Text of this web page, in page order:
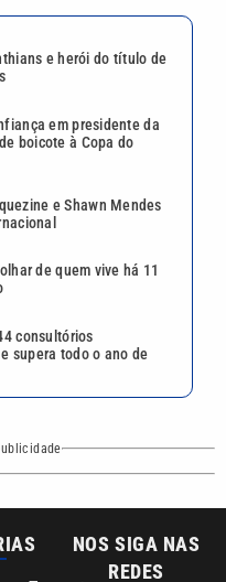
e herói do título de
em presidente da
boicote à Copa do
e Shawn Mendes
de quem vive há 11
consultórios
supera todo o ano de
NOS SIGA NAS
REDES